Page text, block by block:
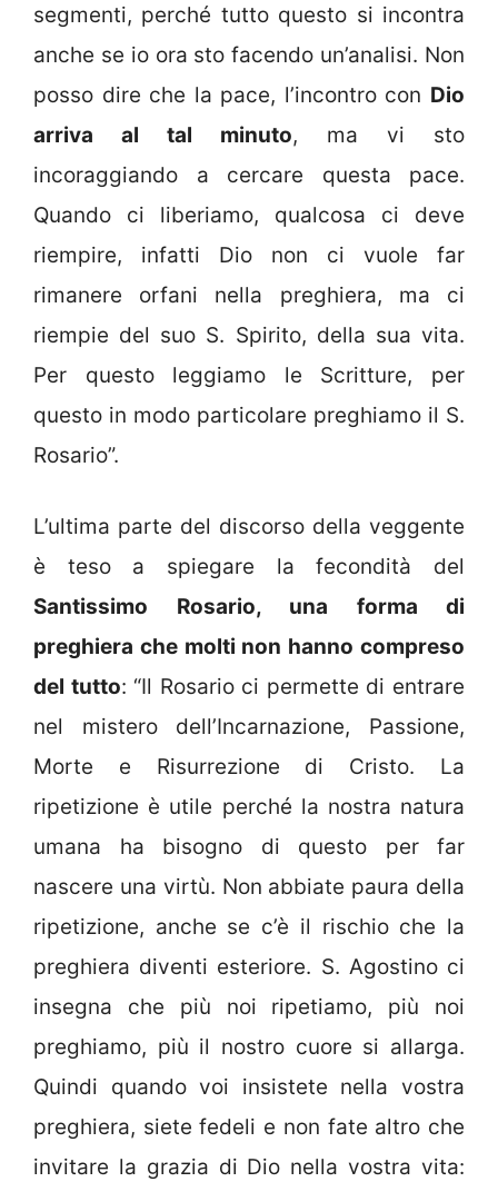
segmenti, perché tutto questo si incontra
anche se io ora sto facendo un’analisi. Non
posso dire che la pace, l’incontro con Dio
arriva al tal minuto, ma vi sto
incoraggiando a cercare questa pace.
Quando ci liberiamo, qualcosa ci deve
riempire, infatti Dio non ci vuole far
rimanere orfani nella preghiera, ma ci
riempie del suo S. Spirito, della sua vita.
Per questo leggiamo le Scritture, per
questo in modo particolare preghiamo il S.
Rosario”.
L’ultima parte del discorso della veggente
è teso a spiegare la fecondità del
Santissimo Rosario, una forma di
preghiera che molti non hanno compreso
del tutto: “Il Rosario ci permette di entrare
nel mistero dell’Incarnazione, Passione,
Morte e Risurrezione di Cristo. La
ripetizione è utile perché la nostra natura
umana ha bisogno di questo per far
nascere una virtù. Non abbiate paura della
ripetizione, anche se c’è il rischio che la
preghiera diventi esteriore. S. Agostino ci
insegna che più noi ripetiamo, più noi
preghiamo, più il nostro cuore si allarga.
Quindi quando voi insistete nella vostra
preghiera, siete fedeli e non fate altro che
invitare la grazia di Dio nella vostra vita: